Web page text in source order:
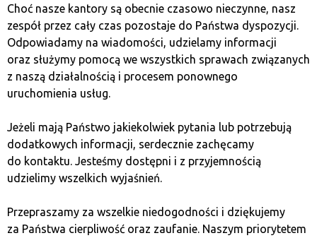
roku.
Best Wallet (BEST) –
Ekosystem nowoczesnych
transakcji
Token Best Wallet został zaprojektowany jako element
zaawansowanej platformy finansowej, umożliwiającej
transakcje za pomocą kryptowalut. Jego całkowita
może wzrosnąć wraz z rosnącą liczbą użytkowników.
Choć nasze kantory są obecnie czasowo nieczynne, nasz
zespół przez cały czas pozostaje do Państwa dyspozycji.
Odpowiadamy na wiadomości, udzielamy informacji
oraz służymy pomocą we wszystkich sprawach związanych
z naszą działalnością i procesem ponownego
uruchomienia usług.
Jeżeli mają Państwo jakiekolwiek pytania lub potrzebują
dodatkowych informacji, serdecznie zachęcamy
do kontaktu. Jesteśmy dostępni i z przyjemnością
udzielimy wszelkich wyjaśnień.
Przepraszamy za wszelkie niedogodności i dziękujemy
za Państwa cierpliwość oraz zaufanie. Naszym priorytetem